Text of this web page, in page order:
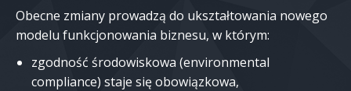
Obecne zmiany prowadzą do ukształtowania nowego
modelu funkcjonowania biznesu, w którym:
zgodność środowiskowa (environmental
compliance) staje się obowiązkowa,